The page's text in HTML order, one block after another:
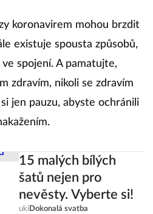
koronavirem mohou brzdit
existuje spousta způsobů,
spojení. A pamatujte,
zdravím, nikoli se zdravím
jen pauzu, abyste ochránili
15 malých bílých
šatů nejen pro
nevěsty. Vyberte si!
uki Dokonalá svatba